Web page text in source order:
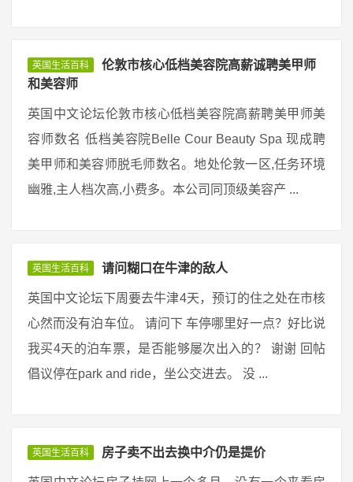
英国生活百科
伦敦市核心低档美容院高薪诚聘美甲师
和美容师
英国中文论坛伦敦市核心低档美容院高薪聘美甲师美
容师数名 低档美容院Belle Cour Beauty Spa 现成聘
美甲师和美容师脱毛师数名。地处伦敦一区,任务环境
幽雅,主人档次高,小费多。本公司同顶级美容产 ...
英国生活百科 请问糊口在牛津的敌人
英国中文论坛下周要去牛津4天，预订的住之处在市核
心然而没有泊车位。 请问下 车停哪里好一点？好比说
我买4天的泊车票，是否能够屡次出入的？ 谢谢 回帖
倡议停在park and ride，坐公交进去。 没 ...
英国生活百科 房子卖不出去换中介仍是提价